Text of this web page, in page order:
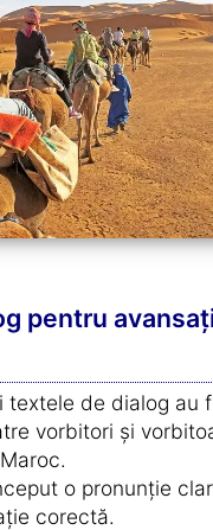
pentru
textele de dialog au
vorbitori și
o pronunție
corectă.